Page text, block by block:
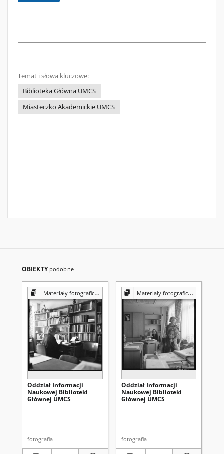
Temat i słowa kluczowe:
Biblioteka Główna UMCS
Miasteczko Akademickie UMCS
OBIEKTY podobne
Materiały fotograficzne z Pracowni Reprografii Biblioteki UMCS
Oddział Informacji
Naukowej Biblioteki
Głównej UMCS
fotografia
Materiały fotograficzne z Pracowni Reprografii Biblioteki UMCS
Oddział Informacji
Naukowej Biblioteki
Głównej UMCS
fotografia